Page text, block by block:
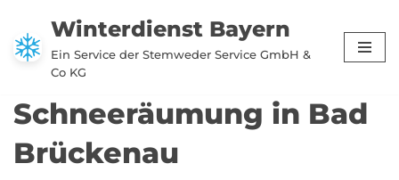
Zum
Inhalt
Winterdienst Bayern
Ein Service der Stemweder Service GmbH &
Co KG
Schneeräumung in Bad
Brückenau